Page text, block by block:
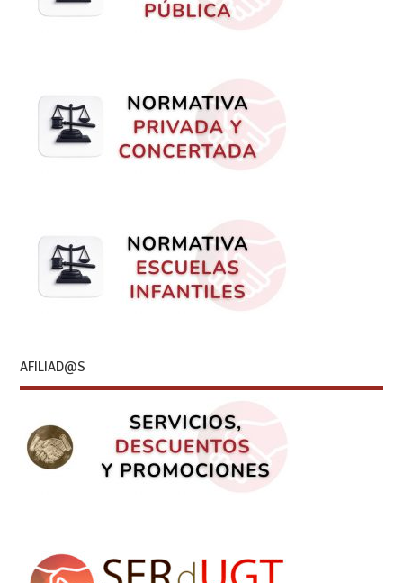
AFILIAD@S